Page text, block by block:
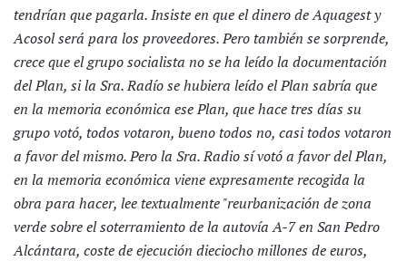
tendrían que pagarla. Insiste en que el dinero de Aquagest y
Acosol será para los proveedores. Pero también se sorprende,
crece que el grupo socialista no se ha leído la documentación
del Plan, si la Sra. Radío se hubiera leído el Plan sabría que
en la memoria económica ese Plan, que hace tres días su
grupo votó, todos votaron, bueno todos no, casi todos votaron
a favor del mismo. Pero la Sra. Radio sí votó a favor del Plan,
en la memoria económica viene expresamente recogida la
obra para hacer, lee textualmente "reurbanización de zona
verde sobre el soterramiento de la autovía A-7 en San Pedro
Alcántara, coste de ejecución dieciocho millones de euros,